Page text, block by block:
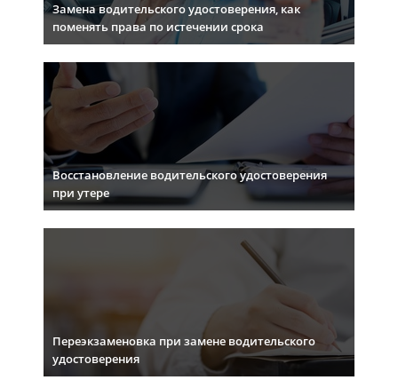
Замена водительского удостоверения, как
поменять права по истечении срока
Восстановление водительского удостоверения
при утере
Переэкзаменовка при замене водительского
удостоверения